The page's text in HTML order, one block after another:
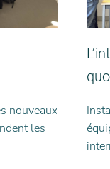
nouveaux
les